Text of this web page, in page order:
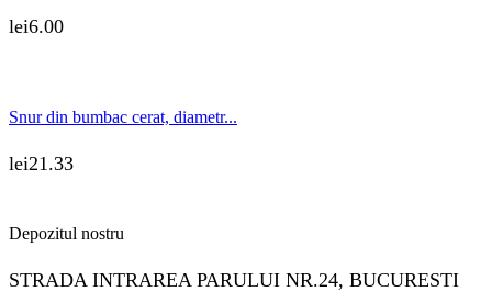
lei6.00
Snur din bumbac cerat, diametr...
lei21.33
Depozitul nostru
STRADA INTRAREA PARULUI NR.24, BUCURESTI